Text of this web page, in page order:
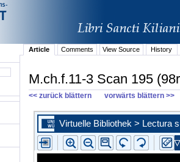
Article Comments View Source History
M.ch.f.11-3 Scan 195
<< zurück blättern vorwärts blättern >>